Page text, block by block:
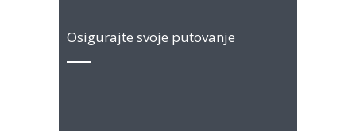
Osigurajte svoje putovanje